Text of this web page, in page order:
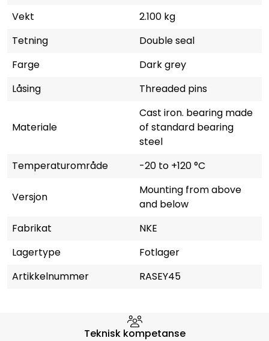
Vekt
2.100 kg
Tetning
Double seal
Farge
Dark grey
Låsing
Threaded pins
Materiale
Cast iron. bearing made
of standard bearing
steel
Temperaturområde
-20 to +120 °C
Versjon
Mounting from above
and below
Fabrikat
NKE
Lagertype
Fotlager
Artikkelnummer
RASEY45
Hvorfor velge Storm Halvorsen
Teknisk kompetanse